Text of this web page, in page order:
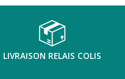
LIVRAISON RELAIS COLIS